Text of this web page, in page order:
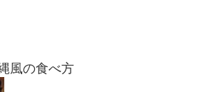
風の食べ方